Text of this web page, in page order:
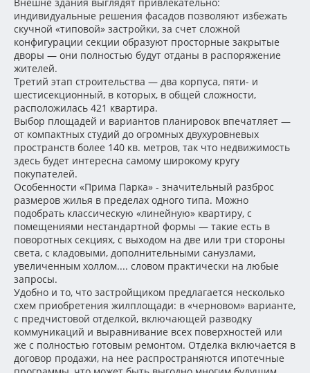
индивидуальные решения фасадов позволяют избежать
скучной «типовой» застройки, за счет сложной
конфигурации секции образуют просторные закрытые
дворы — они полностью будут отданы в распоряжение
жителей.
Третий этап строительства — два корпуса, пяти- и
шестисекционный, в которых, в общей сложности,
расположилась 421 квартира.
Выбор площадей и вариантов планировок впечатляет —
от компактных студий до огромных двухуровневых
пространств более 140 кв. метров, так что недвижимость
здесь будет интересна самому широкому кругу
покупателей.
Особенности «Прима Парка» - значительный разброс
размеров жилья в пределах одного типа. Можно
подобрать классическую «линейную» квартиру, с
помещениями нестандартной формы — такие есть в
поворотных секциях, с выходом на две или три стороны
света, с кладовыми, дополнительными санузлами,
увеличенным холлом.... словом практически на любые
запросы.
Удобно и то, что застройщиком предлагается несколько
схем приобретения жилплощади: в «черновом» варианте,
с предчистовой отделкой, включающей разводку
коммуникаций и выравнивание всех поверхностей или
же с полностью готовым ремонтом. Отделка включается в
договор продажи, на нее распространяются ипотечные